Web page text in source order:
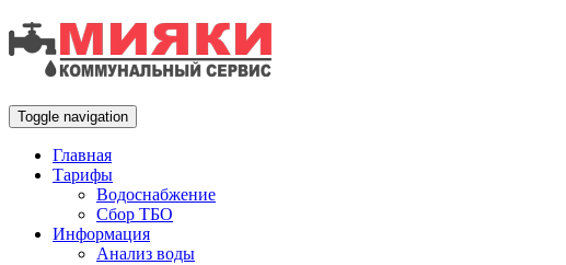
Toggle navigation
Главная
Тарифы
Водоснабжение
Сбор ТБО
Информация
Анализ воды